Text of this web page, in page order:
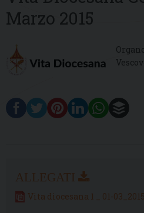
Marzo 2015
Vita diocesana 1 _ 01-03_2015